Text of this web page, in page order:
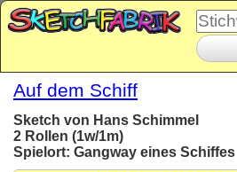
Auf dem Schiff
Sketch von Hans Schimmel
2 Rollen (1w/1m)
Spielort: Gangway eines Schiffes